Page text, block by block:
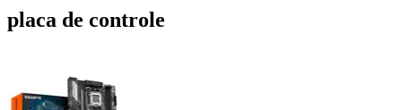
placa de controle